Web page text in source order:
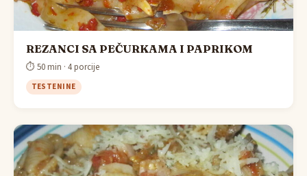
REZANCI SA PEČURKAMA I PAPRIKOM
⏱ 50 min · 4 porcije
TESTENINE